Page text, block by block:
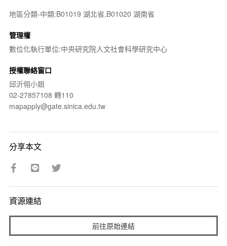
地區分類-中類:B01019 湖北省,B01020 湖南省
管理權
數位化執行單位:中央研究院人文社會科學研究中心
授權聯絡窗口
邱沂翎小姐
02-27857108 轉110
mapapply@gate.sinica.edu.tw
分享本文
資源連結
前往原始連結